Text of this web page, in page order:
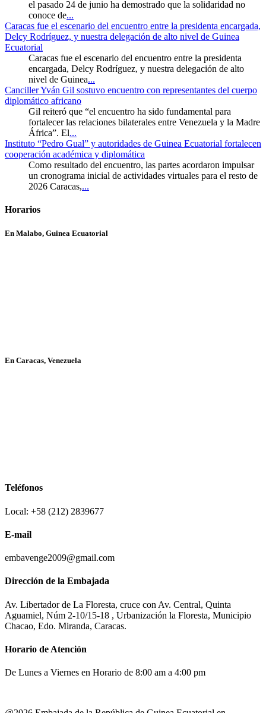
el pasado 24 de junio ha demostrado que la solidaridad no
conoce de...
Caracas fue el escenario del encuentro entre la presidenta encargada,
Delcy Rodríguez, y nuestra delegación de alto nivel de Guinea
Ecuatorial
Caracas fue el escenario del encuentro entre la presidenta
encargada, Delcy Rodríguez, y nuestra delegación de alto
nivel de Guinea...
Canciller Yván Gil sostuvo encuentro con representantes del cuerpo
diplomático africano
Gil reiteró que “el encuentro ha sido fundamental para
fortalecer las relaciones bilaterales entre Venezuela y la Madre
África”. El...
Instituto “Pedro Gual” y autoridades de Guinea Ecuatorial fortalecen
cooperación académica y diplomática
Como resultado del encuentro, las partes acordaron impulsar
un cronograma inicial de actividades virtuales para el resto de
2026 Caracas,...
Horarios
En Malabo, Guinea Ecuatorial
En Caracas, Venezuela
Teléfonos
Local: +58 (212) 2839677
E-mail
embavenge2009@gmail.com
Dirección de la Embajada
Av. Libertador de La Floresta, cruce con Av. Central, Quinta
Aguamiel, Núm 2-10/15-18 , Urbanización la Floresta, Municipio
Chacao, Edo. Miranda, Caracas.
Horario de Atención
De Lunes a Viernes en Horario de 8:00 am a 4:00 pm